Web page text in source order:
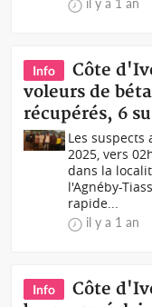
il y a 1 an
Info
Côte
voleurs de
récupérés, 6
Les
2025, vers
dans la
l'Agnéby-
rapide...
il y a 1 an
Info
Côte